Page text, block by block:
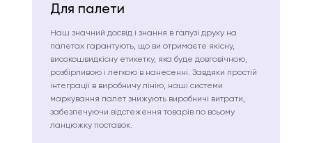
Для палети
Наш значний досвід і знання в галузі друку на
палетах гарантують, що ви отримаєте якісну,
високошвидкісну етикетку, яка буде довговічною,
розбірливою і легкою в нанесенні. Завдяки простій
інтеграції в виробничу лінію, наші системи
маркування палет знижують виробничі витрати,
забезпечуючи відстеження товарів по всьому
ланцюжку поставок.